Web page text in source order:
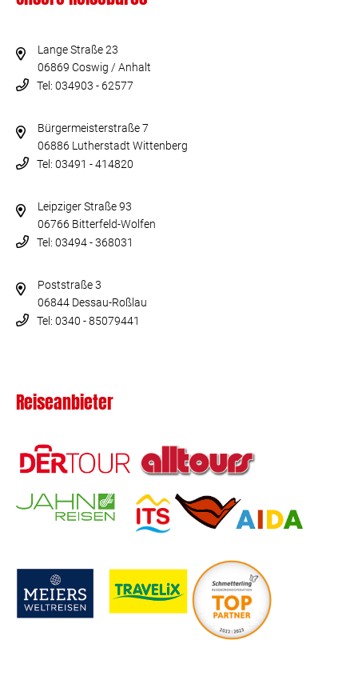
Lange Straße 23
06869 Coswig / Anhalt
Tel: 034903 - 62577
Bürgermeisterstraße 7
06886 Lutherstadt Wittenberg
Tel: 03491 - 414820
Leipziger Straße 93
06766 Bitterfeld-Wolfen
Tel: 03494 - 368031
Poststraße 3
06844 Dessau-Roßlau
Tel: 0340 - 85079441
Reiseanbieter